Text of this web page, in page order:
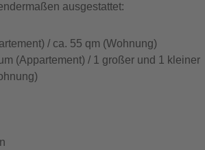
ausgestattet:
/ ca. 55 qm (Wohnung)
(Appartement) / 1 großer und 1 kleiner